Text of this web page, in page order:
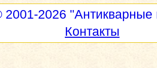
2001-2026 "Антикварные
Контакты